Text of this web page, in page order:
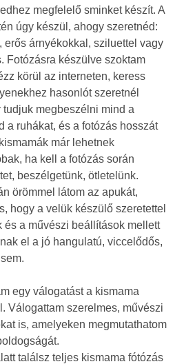
megfelelő sminket készít. A
úgy készül, ahogy szeretnéd:
erős árnyékokkal, sziluettel vagy
Fotózásra készülve szoktam
körül az interneten, keress
hasonlót szeretnél
tudjuk megbeszélni mind a
a ruhákat, és a fotózás hosszát
már lehetnek
ha kell a fotózás során
beszélgetünk, ötletelünk.
örömmel látom az apukát,
hogy a velük készülő szeretettel
és a művészi beállítások mellett
el a jó hangulatú, viccelődős,
egy válogatást a kismama
Válogattam szerelmes, művészi
is, amelyeken megmutathatom
találsz teljes kismama fótózás